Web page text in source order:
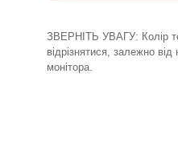
ЗВЕРНІТЬ УВАГУ: Колір
відрізнятися, залежно
монітора.